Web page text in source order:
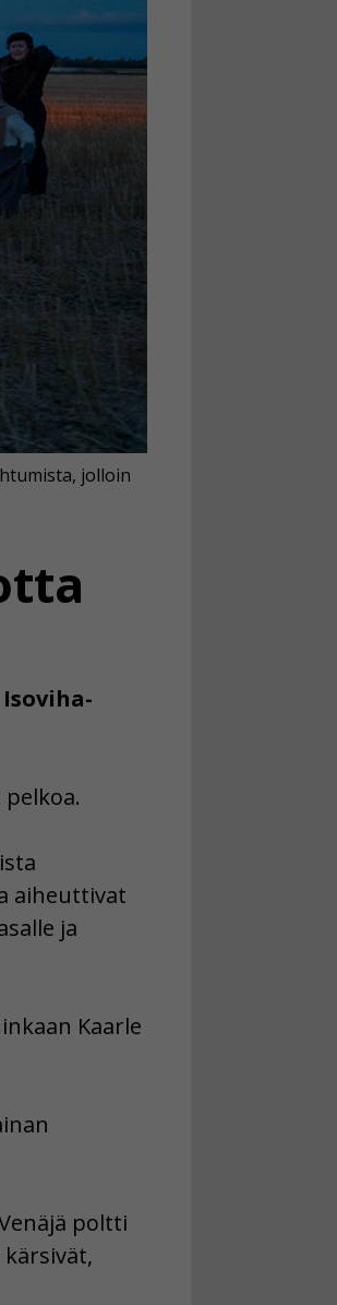
jolloin
aiheuttivat
ja
Kaarle
poltti